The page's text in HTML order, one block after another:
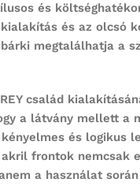
és
és az olcsó
megtalálhatja a
család
a látvány mellett a
és logikus
akril frontok nemcsak
a használat